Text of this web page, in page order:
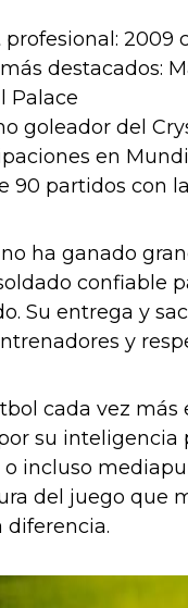
2009
destacados:
Palace
goleador del
en
90 partidos con
ha ganado
confiable
Su entrega y
y
cada vez
su inteligencia
incluso
del juego que
diferencia.